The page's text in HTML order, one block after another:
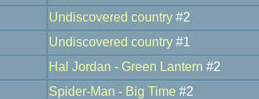
Undiscovered country #2
Undiscovered country #1
Hal Jordan - Green Lantern #2
Spider-Man - Big Time #2